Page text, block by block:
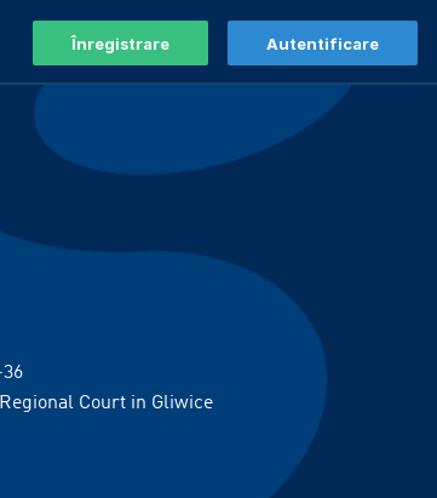
Înregistrare Autentificare
Regional Court in Gliwice